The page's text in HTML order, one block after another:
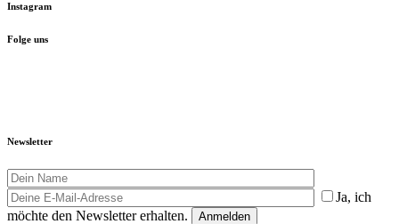
Instagram
Folge uns
Newsletter
Ja, ich
möchte den Newsletter erhalten.